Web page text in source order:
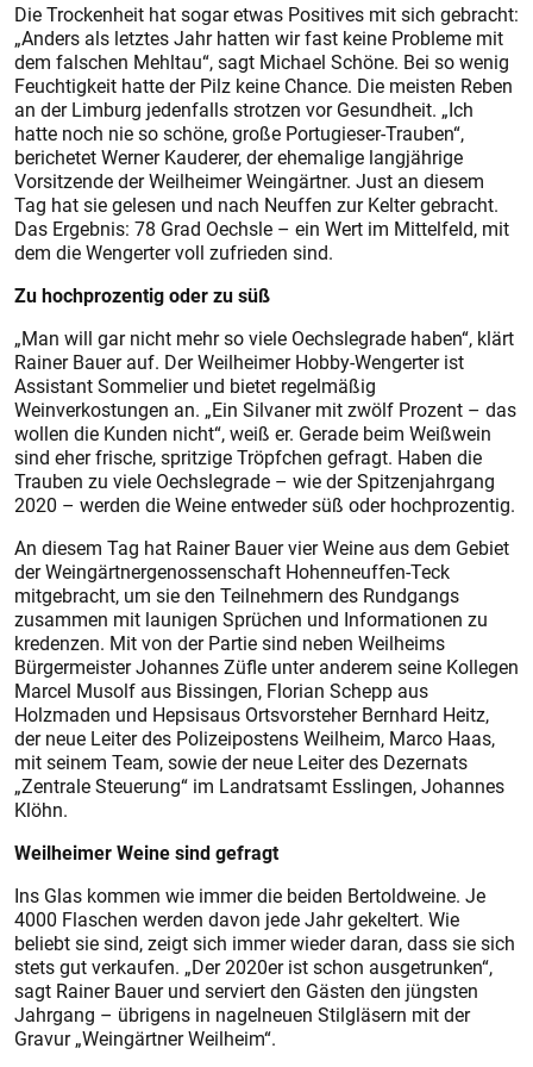
Die Trockenheit hat sogar etwas Positives mit sich gebracht:
„Anders als letztes Jahr hatten wir fast keine Probleme mit
dem falschen Mehltau“, sagt Michael Schöne. Bei so wenig
Feuchtigkeit hatte der Pilz keine Chance. Die meisten Reben
an der Limburg jedenfalls strotzen vor Gesundheit. „Ich
hatte noch nie so schöne, große Portugieser-Trauben“,
berichetet Werner Kauderer, der ehemalige langjährige
Vorsitzende der Weilheimer Weingärtner. Just an diesem
Tag hat sie gelesen und nach Neuffen zur Kelter gebracht.
Das Ergebnis: 78 Grad Oechsle – ein Wert im Mittelfeld, mit
dem die Wengerter voll zufrieden sind.
Zu hochprozentig oder zu süß
„Man will gar nicht mehr so viele Oechslegrade haben“, klärt
Rainer Bauer auf. Der Weilheimer Hobby-Wengerter ist
Assistant Sommelier und bietet regelmäßig
Weinverkostungen an. „Ein Silvaner mit zwölf Prozent – das
wollen die Kunden nicht“, weiß er. Gerade beim Weißwein
sind eher frische, spritzige Tröpfchen gefragt. Haben die
Trauben zu viele Oechslegrade – wie der Spitzenjahrgang
2020 – werden die Weine entweder süß oder hochprozentig.
An diesem Tag hat Rainer Bauer vier Weine aus dem Gebiet
der Weingärtnergenossenschaft Hohenneuffen-Teck
mitgebracht, um sie den Teilnehmern des Rundgangs
zusammen mit launigen Sprüchen und Informationen zu
kredenzen. Mit von der Partie sind neben Weilheims
Bürgermeister Johannes Züfle unter anderem seine Kollegen
Marcel Musolf aus Bissingen, Florian Schepp aus
Holzmaden und Hepsisaus Ortsvorsteher Bernhard Heitz,
der neue Leiter des Polizeipostens Weilheim, Marco Haas,
mit seinem Team, sowie der neue Leiter des Dezernats
„Zentrale Steuerung“ im Landratsamt Esslingen, Johannes
Klöhn.
Weilheimer Weine sind gefragt
Ins Glas kommen wie immer die beiden Bertoldweine. Je
4000 Flaschen werden davon jede Jahr gekeltert. Wie
beliebt sie sind, zeigt sich immer wieder daran, dass sie sich
stets gut verkaufen. „Der 2020er ist schon ausgetrunken“,
sagt Rainer Bauer und serviert den Gästen den jüngsten
Jahrgang – übrigens in nagelneuen Stilgläsern mit der
Gravur „Weingärtner Weilheim“.